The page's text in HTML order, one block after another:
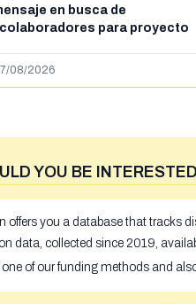
en busca de
para proyecto
euros al día: es un timo
08/2026
YOU BE
offers you a database that tracks
data, collected since 2019,
of our funding methods and